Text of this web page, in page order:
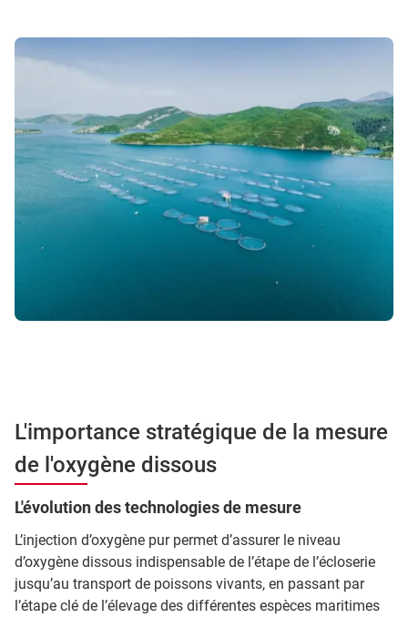
L'importance stratégique de la mesure
de l'oxygène dissous
L'évolution des technologies de mesure
L’injection d’oxygène pur permet d’assurer le niveau
d’oxygène dissous indispensable de l’étape de l’écloserie
jusqu’au transport de poissons vivants, en passant par
l’étape clé de l’élevage des différentes espèces maritimes